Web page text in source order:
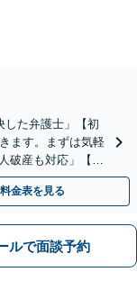
した弁護士」【初
ます。まずは気軽
破産も対応」【休
料金表を見る
ルで面談予約